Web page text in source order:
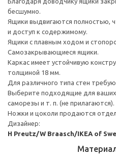
бесшумно.
Ящики выдвигаются полностью,
и доступ к содержимому.
Ящики с плавным ходом и
Самозакрывающиеся ящики.
Каркас имеет устойчивую
толщиной 18 мм.
Для различного типа стен
Выберите подходящие для
саморезы и т. п. (не прилагаются).
Ножки и цоколи продаются
Дизайнер:
H Preutz/W Braasch/IKEA of